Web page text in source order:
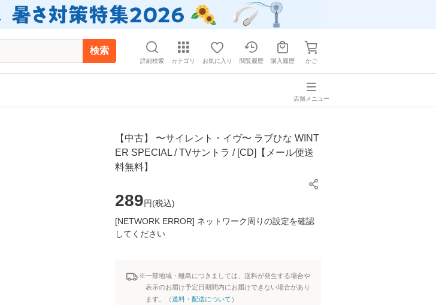
検索
詳細検索 カテゴリ お気に入り 閲覧履歴 購入履歴 かご
店舗メニュー
【中古】 〜サイレント・イヴ〜 ラブひな WINT
ER SPECIAL / TVサントラ / [CD]【メール便送
料無料】
289円(税込)
[NETWORK ERROR] ネットワーク周りの設定を確認
してください
※一部地域・離島につきましては、送料が発生する場合や
表示のお届け予定日期間内にお届けできない場合があり
ます。（送料・配送について ）